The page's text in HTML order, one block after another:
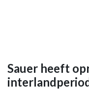
Sauer heeft